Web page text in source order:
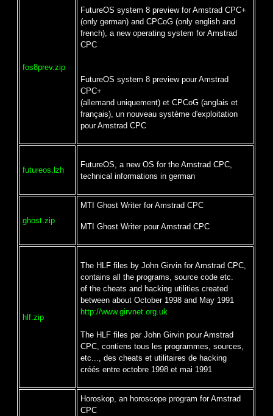
fos8prev.zip
FutureOS system 8 preview for Amstrad CPC+
(only german) and CPCoG (only english and
french), a new operating system for Amstrad
CPC
FutureOS system 8 preview pour Amstrad
CPC+
(allemand uniquement) et CPCoG (anglais et
français), un nouveau système d'exploitation
pour Amstrad CPC
futureos.lzh
FutureOS, a new OS for the Amstrad CPC,
technical informations in german
ghost.zip
MTI Ghost Writer for Amstrad CPC
MTI Ghost Writer pour Amstrad CPC
hlf.zip
The HLF files by John Girvin for Amstrad CPC,
contains all the programs, source code etc.
of the cheats and hacking utilities created
between about October 1998 and May 1991
http://www.girvnet.org.uk
The HLF files par John Girvin pour Amstrad
CPC, contiens tous les programmes, sources,
etc..., des cheats et utilitaires de hacking
créés entre octobre 1998 et mai 1991
Horoskop, an horoscope program for Amstrad
CPC